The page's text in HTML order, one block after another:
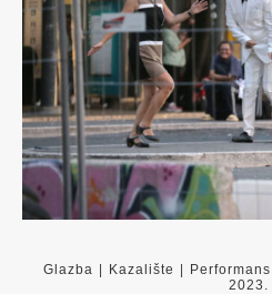
Glazba | Kazalište | Performans
2023.